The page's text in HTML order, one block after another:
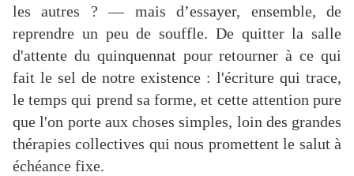
les autres ? — mais d’essayer, ensemble, de
reprendre un peu de souffle. De quitter la salle
d'attente du quinquennat pour retourner à ce qui
fait le sel de notre existence : l'écriture qui trace,
le temps qui prend sa forme, et cette attention pure
que l'on porte aux choses simples, loin des grandes
thérapies collectives qui nous promettent le salut à
échéance fixe.